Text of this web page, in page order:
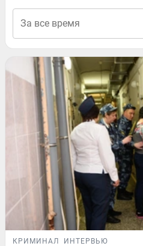
КРИМИНАЛ ИНТЕРВЬЮ